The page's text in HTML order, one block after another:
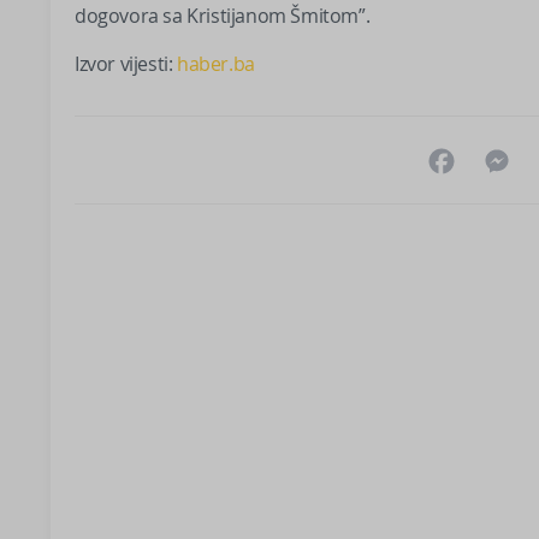
dogovora sa Kristijanom Šmitom”.
Izvor vijesti: haber.ba